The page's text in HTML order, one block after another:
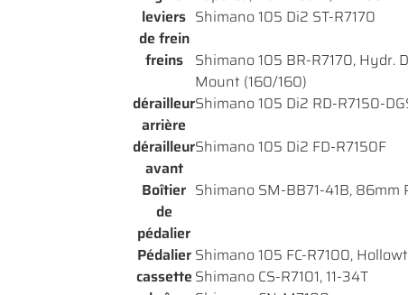
leviers
de frein
Shimano 105 Di2 ST-R7170
freins Shimano 105 BR-R7170, Hydr.
Mount (160/160)
dérailleur
arrière
Shimano 105 Di2 RD-R7150-
dérailleur
avant
Shimano 105 Di2 FD-R7150F
Boîtier
de
pédalier
Shimano SM-BB71-41B, 86mm
Pédalier Shimano 105 FC-R7100,
cassette Shimano CS-R7101, 11-34T